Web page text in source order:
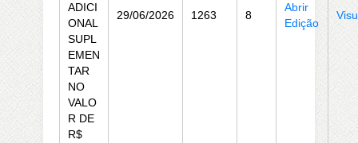
ADICI
ONAL
SUPL
EMEN
TAR
NO
VALO
R DE
R$
29/06/2026 1263 8
Abrir
Edição